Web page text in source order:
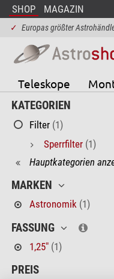
SHOP MAGAZIN
✓ Europas größter
Teleskope
KATEGORIEN
Filter (1)
Sperrfilter (1)
Hauptkategorien
MARKEN
Astronomik (1)
FASSUNG
1,25" (1)
PREIS